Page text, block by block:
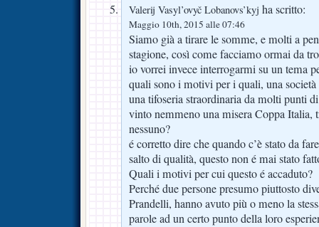
Valerij Vasyl’ovyč Lobanovs’kyj ha scritto:
Maggio 10th, 2015 alle 07:46
Siamo già a tirare le somme, e molti a
stagione, così come facciamo ormai da
io vorrei invece interrogarmi su un tema
quali sono i motivi per i quali, una
una tifoseria straordinaria da molti punti
vinto nemmeno una misera Coppa Italia,
nessuno?
é corretto dire che quando c’è stato da
salto di qualità, questo non é mai stato
Quali i motivi per cui questo é accaduto?
Perché due persone presumo piuttosto
Prandelli, hanno avuto più o meno la
parole ad un certo punto della loro